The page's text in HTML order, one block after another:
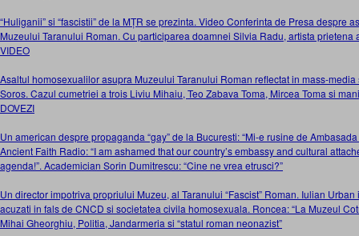
“Huliganii” si “fascistii” de la MȚR se prezinta. Video Conferinta de Presa despre
Muzeului Taranului Roman. Cu participarea doamnei Silvia Radu, artista prietena
VIDEO
Asaltul homosexualilor asupra Muzeului Taranului Roman reflectat in mass-
Soros. Cazul cumetriei a trois Liviu Mihaiu, Teo Zabava Toma, Mircea Toma si
DOVEZI
Un american despre propaganda “gay” de la Bucuresti: “Mi-e rusine de
Ancient Faith Radio: “I am ashamed that our country’s embassy and cultural
agenda!”. Academician Sorin Dumitrescu: “Cine ne vrea etrusci?”
Un director impotriva propriului Muzeu, al Taranului “Fascist” Roman. Iulian
acuzati in fals de CNCD si societatea civila homosexuala. Roncea: “La Muzeul
Mihai Gheorghiu, Politia, Jandarmeria si “statul roman neonazist”